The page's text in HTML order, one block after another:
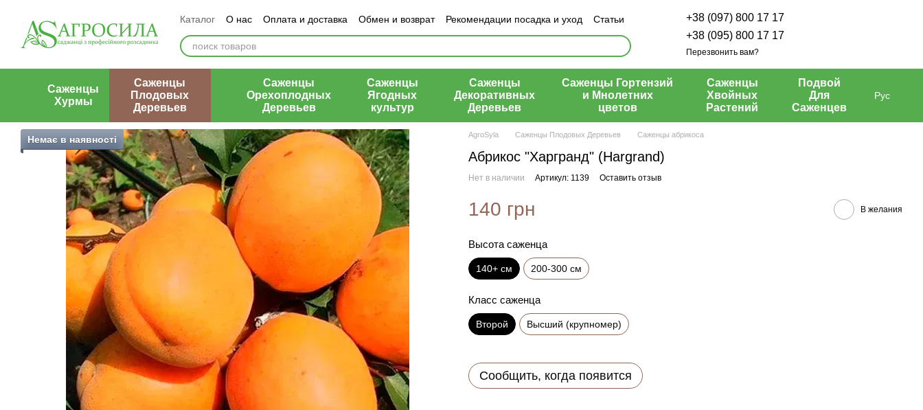
Каталог О нас Оплата и доставка Обмен и возврат Рекомендации посадка и уход
Статьи
Контакты
Отзывы о магазине
+38 (097) 800 17 17
+38 (095) 800 17 17
Перезвонить вам?
Саженцы
Хурмы
Саженцы
Плодовых
Деревьев
Саженцы
Орехоплодных
Деревьев
Саженцы
Ягодных
культур
Саженцы
Декоративных
Деревьев
Саженцы Гортензий
и Мнолетних
цветов
Саженцы
Хвойных
Растений
Подвой
Для
Саженцев
Рус
Немає в наявності AgroSyla Саженцы Плодовых Деревьев Саженцы абрикоса
Абрикос "Харгранд" (Hargrand)
Нет в наличии Артикул: 1139 Оставить отзыв
140 грн В желания
Высота саженца
140+ см 200-300 см
Класс саженца
Второй Высший (крупномер)
Сообщить, когда появится